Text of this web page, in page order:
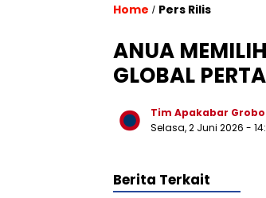
Home / Pers Rilis
ANUA
GLOBAL
Tim Apakabar
Selasa, 2 Juni 2026 -
Berita Terkait